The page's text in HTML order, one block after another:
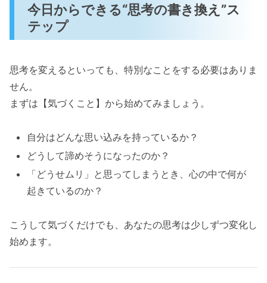
今日からできる“思考の書き換え”ス
テップ
思考を変えるといっても、特別なことをする必要はありま
せん。
まずは【気づくこと】から始めてみましょう。
自分はどんな思い込みを持っているか？
どうして諦めそうになったのか？
「どうせムリ」と思ってしまうとき、心の中で何が
起きているのか？
こうして気づくだけでも、あなたの思考は少しずつ変化し
始めます。